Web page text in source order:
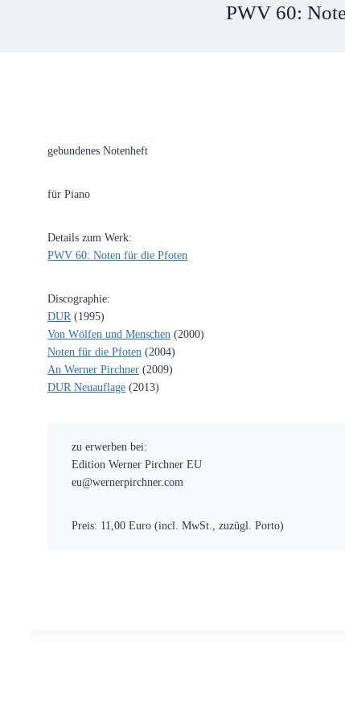
PWV 60:
gebundenes Notenheft
für Piano
Details zum Werk:
PWV 60: Noten für die Pfoten
Discographie:
DUR(1995)
Von Wölfen und Menschen (2000)
Noten für die Pfoten (2004)
An Werner Pirchner (2009)
DUR Neuauflage (2013)
zu erwerben bei:
Edition Werner Pirchner EU
eu@wernerpirchner.com
Preis: 11,00 Euro (incl. MwSt., zuzügl. Porto)